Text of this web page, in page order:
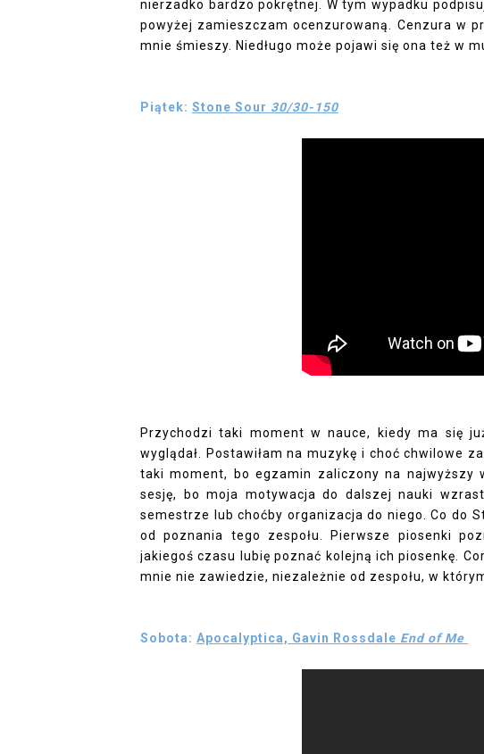
nierzadko bardzo pokrętnej. W tym wypadku
powyżej zamieszczam ocenzurowaną. Cenzura w
mnie śmieszy. Niedługo może pojawi się ona też w
Piątek: Stone Sour 30/30-150
Przychodzi taki moment w nauce, kiedy ma się
wyglądał. Postawiłam na muzykę i choć chwilowe
taki moment, bo egzamin zaliczony na najwyższy
sesję, bo moja motywacja do dalszej nauki
semestrze lub choćby organizacja do niego. Co do
od poznania tego zespołu. Pierwsze piosenki
jakiegoś czasu lubię poznać kolejną ich piosenkę.
mnie nie zawiedzie, niezależnie od zespołu, w
Sobota: Apocalyptica, Gavin Rossdale End of Me